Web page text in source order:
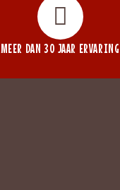
MEER DAN 30 JAAR ERVARING